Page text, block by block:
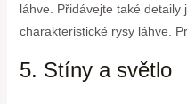
láhve. Přidávejte také detaily
charakteristické rysy láhve.
5. Stíny a světlo